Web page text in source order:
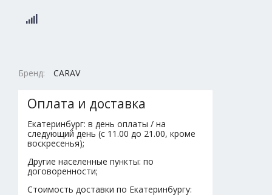
Бренд: CARAV
Оплата и доставка
Екатеринбург: в день оплаты / на
следующий день (с 11.00 до 21.00, кроме
воскресенья);
Другие населенные пункты: по
договоренности;
Стоимость доставки по Екатеринбургу: